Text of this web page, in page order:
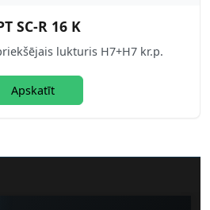
SC-R 16 K
lukturis H7+H7 kr.p.
Apskatīt